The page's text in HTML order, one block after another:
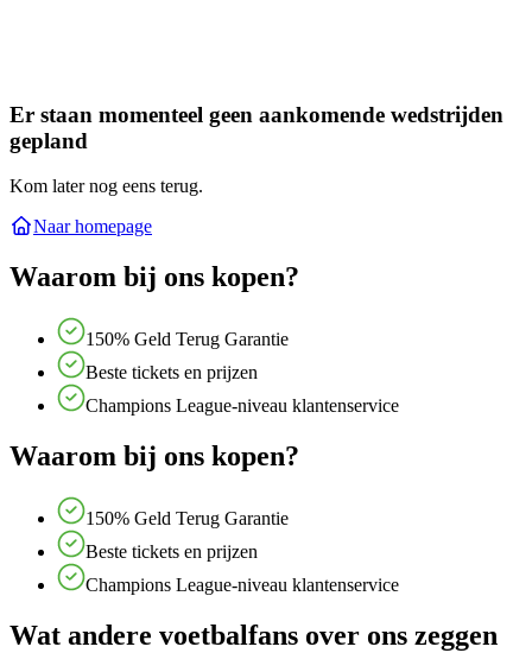
Er staan momenteel geen aankomende wedstrijden
gepland
Kom later nog eens terug.
Naar homepage
Waarom bij ons kopen?
150% Geld Terug Garantie
Beste tickets en prijzen
Champions League-niveau klantenservice
Waarom bij ons kopen?
150% Geld Terug Garantie
Beste tickets en prijzen
Champions League-niveau klantenservice
Wat andere voetbalfans over ons zeggen